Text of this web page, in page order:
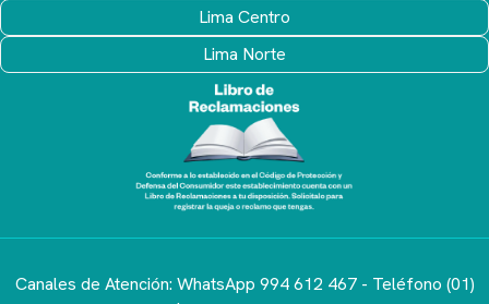
Lima Centro
Lima Norte
Canales de Atención: WhatsApp 994 612 467 - Teléfono (01)